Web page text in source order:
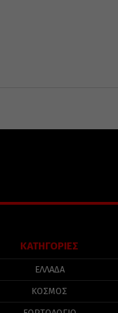
ΚΑΤΗΓΟΡΙΕΣ
ΕΛΛΑΔΑ
ΚΟΣΜΟΣ